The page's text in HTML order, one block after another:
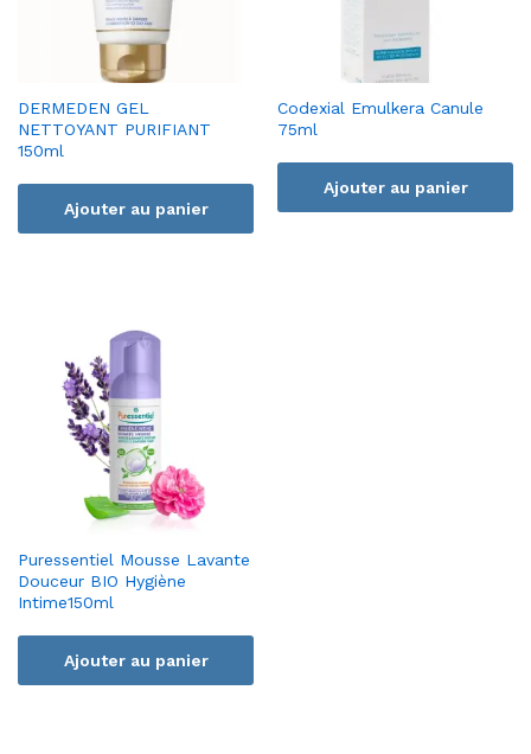
DERMEDEN GEL
NETTOYANT PURIFIANT
150ml
Ajouter au panier
Codexial Emulkera Canule
75ml
Ajouter au panier
Puressentiel Mousse Lavante
Douceur BIO Hygiène
Intime150ml
Ajouter au panier